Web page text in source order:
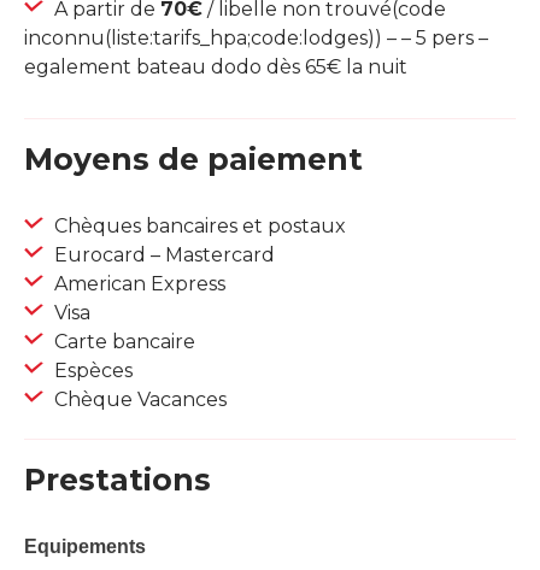
À partir de 70€ / libelle non trouvé(code
inconnu(liste:tarifs_hpa;code:lodges)) – – 5 pers –
egalement bateau dodo dès 65€ la nuit
Moyens de paiement
Chèques bancaires et postaux
Eurocard – Mastercard
American Express
Visa
Carte bancaire
Espèces
Chèque Vacances
Prestations
Equipements